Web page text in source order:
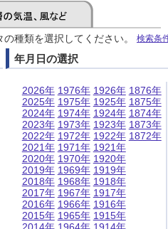
種類を選択してください。 検索条
年月日の選択
2026年
2025年
2024年
2023年
2022年
2021年
2020年
2019年
2018年
2017年
2016年
2015年
1976年
1975年
1974年
1973年
1972年
1971年
1970年
1969年
1968年
1967年
1966年
1965年
1926年
1925年
1924年
1923年
1922年
1921年
1920年
1919年
1918年
1917年
1916年
1915年
1876年
1875年
1874年
1873年
1872年